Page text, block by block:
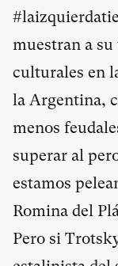
muestran a
culturales en
la Argentina,
menos
superar al
estamos
Romina del
Pero si